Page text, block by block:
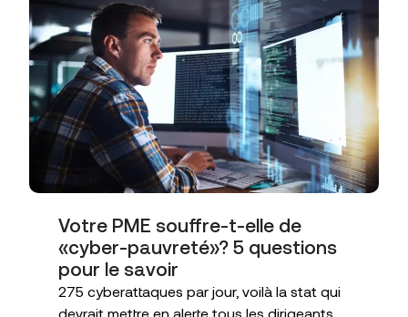
Votre PME souffre-t-elle de
«cyber-pauvreté»? 5 questions
pour le savoir
275 cyberattaques par jour, voilà la stat qui
devrait mettre en alerte tous les dirigeants